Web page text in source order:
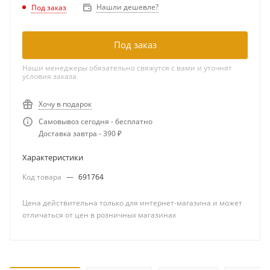
Под заказ Нашли дешевле?
Под заказ
Наши менеджеры обязательно свяжутся с вами и уточнят
условия заказа
Хочу в подарок
Самовывоз сегодня - бесплатно
Доставка завтра - 390 ₽
Характеристики
Код товара — 691764
Цена действительна только для интернет-магазина и может
отличаться от цен в розничных магазинах